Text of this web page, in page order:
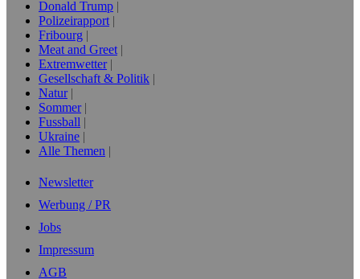
Donald Trump
Polizeirapport
Fribourg
Meat and Greet
Extremwetter
Gesellschaft & Politik
Natur
Sommer
Fussball
Ukraine
Alle Themen
Newsletter
Werbung / PR
Jobs
Impressum
AGB